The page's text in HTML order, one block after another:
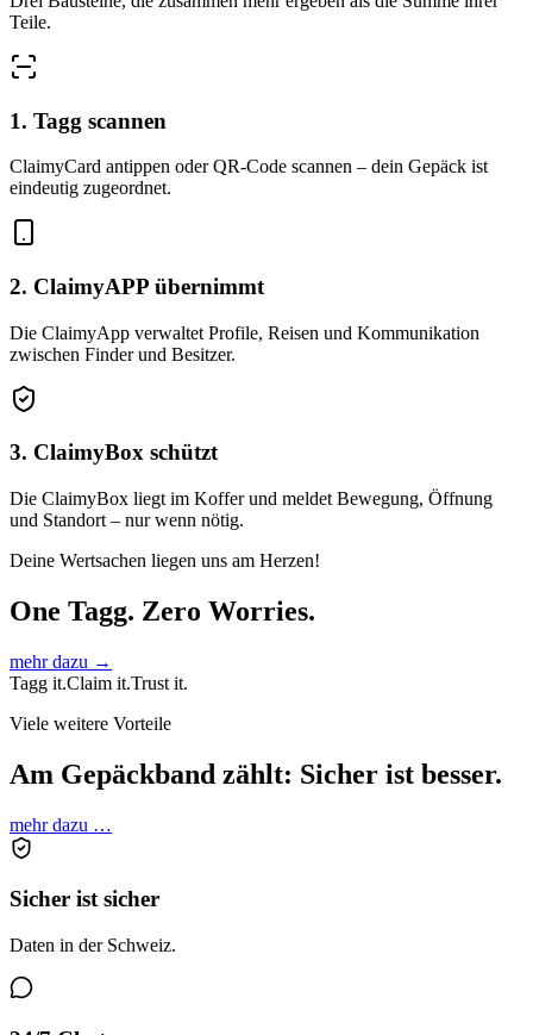
Teile.
1. Tagg scannen
ClaimyCard antippen oder QR-Code scannen – dein Gepäck ist
eindeutig zugeordnet.
2. ClaimyAPP übernimmt
Die ClaimyApp verwaltet Profile, Reisen und Kommunikation
zwischen Finder und Besitzer.
3. ClaimyBox schützt
Die ClaimyBox liegt im Koffer und meldet Bewegung, Öffnung
und Standort – nur wenn nötig.
Deine Wertsachen liegen uns am Herzen!
One Tagg. Zero Worries.
mehr dazu →
Tagg it.Claim it.Trust it.
Viele weitere Vorteile
Am Gepäckband zählt: Sicher ist besser.
mehr dazu …
Sicher ist sicher
Daten in der Schweiz.